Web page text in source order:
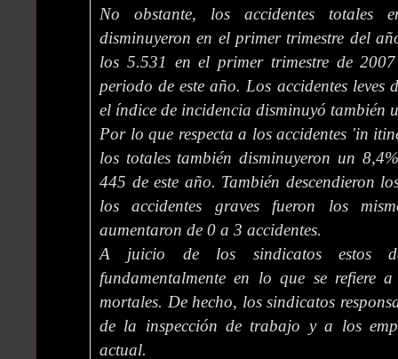
No obstante, los accidentes totales
disminuyeron en el primer trimestre del
los 5.531 en el primer trimestre de
periodo de este año. Los accidentes leves
el índice de incidencia disminuyó también
Por lo que respecta a los accidentes 'in
los totales también disminuyeron un
445 de este año. También descendieron
los accidentes graves fueron los
aumentaron de 0 a 3 accidentes.
A juicio de los sindicatos estos
fundamentalmente en lo que se refiere
mortales. De hecho, los sindicatos
de la inspección de trabajo y a los
actual.